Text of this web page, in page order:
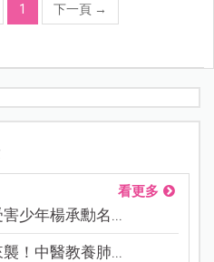
1 下一頁 →
看更多
少年楊承勳名...
！中醫教養肺...